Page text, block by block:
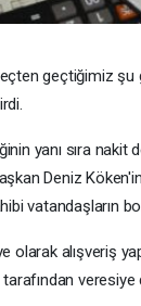
geçtiğimiz şu
yanı sıra nakit
Deniz
vatandaşların
olarak alışveriş